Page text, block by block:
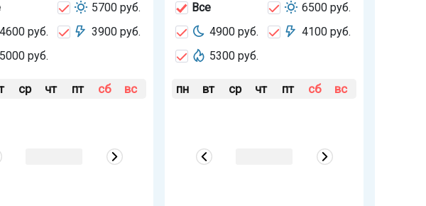
5700 руб.
4600 руб.
3900 руб.
5000 руб.
ср чт пт сб вс
Все
6500 руб.
4900 руб.
4100 руб.
5300 руб.
пн вт ср чт пт сб вс